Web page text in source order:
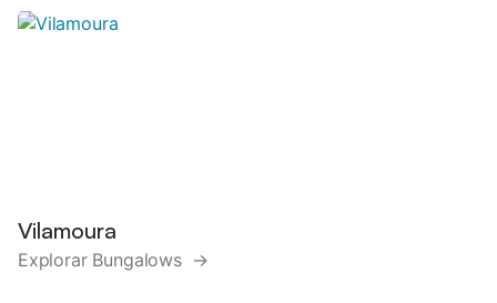
Vilamoura
Explorar Bungalows →